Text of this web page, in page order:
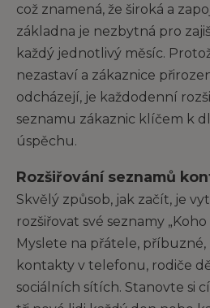
což znamená, že široká a
základna je nezbytná pro
každý jednotlivý měsíc.
nezastaví a zákaznice
odcházejí, je každodenní
seznamu zákaznic klíčem k
úspěchu.
Rozšiřování seznamů
Skvělý způsob, jak začít, je
rozšiřovat své seznamy „Koho
Myslete na přátele, příbuzné,
kontakty v telefonu, rodiče
sociálních sítích. Stanovte si